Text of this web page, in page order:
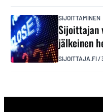
SIJOITTAMINEN
Sijoittajan
jälkeinen
SIJOITTAJA.FI/